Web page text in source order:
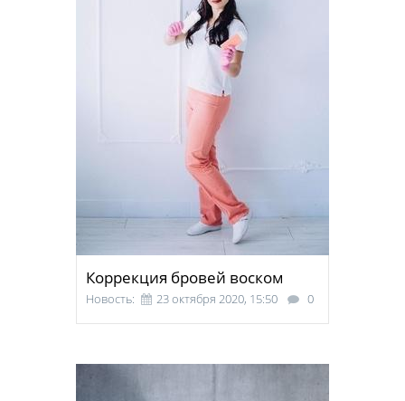
Коррекция бровей воском
Новость: 23 октября 2020, 15:50 0